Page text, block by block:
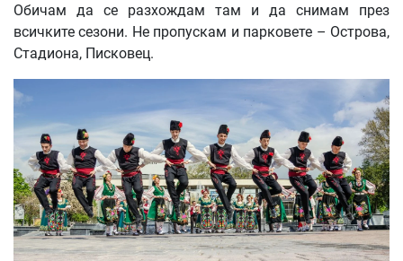
Обичам да се разхождам там и да снимам през
всичките сезони. Не пропускам и парковете – Острова,
Стадиона, Писковец.